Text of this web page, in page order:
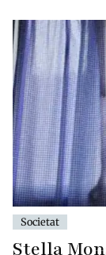
Societat
Stella